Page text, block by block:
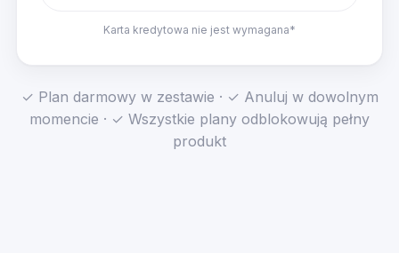
Karta kredytowa nie jest wymagana*
✓ Plan darmowy w zestawie · ✓ Anuluj w dowolnym
momencie · ✓ Wszystkie plany odblokowują pełny
produkt